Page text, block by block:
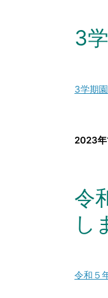
3
3学期
2023年
令
し
令和５